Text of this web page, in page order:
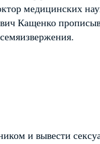
медицинских
Кащенко
и вывести